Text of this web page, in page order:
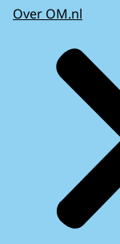
Over OM.nl